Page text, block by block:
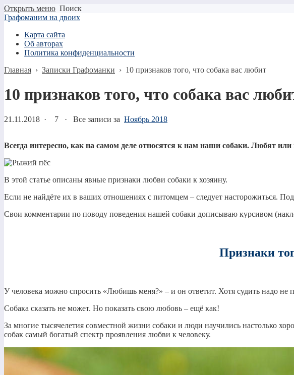
Открыть меню Поиск
Графоманим на двоих
Карта сайта
Об авторах
Политика конфиденциальности
Главная › Записки Графоманки › 10 признаков того, что собака вас любит
10 признаков того, что собака вас
21.11.2018 · 7 · Все записи за Ноябрь 2018
Всегда интересно, как на самом деле относятся к нам наши собаки. Любят или
В этой статье описаны явные признаки любви собаки к хозяину.
Если не найдёте их в ваших отношениях с питомцем – следует насторожиться.
Свои комментарии по поводу поведения нашей собаки дописываю курсивом
Признаки
У человека можно спросить «Любишь меня?» – и он ответит. Хотя судить надо
Собака сказать не может. Но показать свою любовь – ещё как!
За многие тысячелетия совместной жизни собаки и люди научились настолько
собак самый богатый спектр проявления любви к человеку.